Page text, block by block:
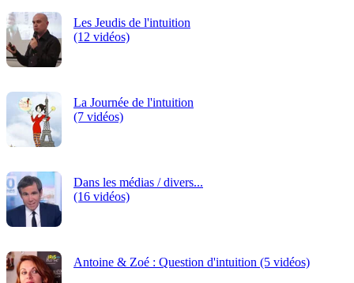
Les Jeudis de l'intuition
(12 vidéos)
La Journée de l'intuition
(7 vidéos)
Dans les médias / divers...
(16 vidéos)
Antoine & Zoé : Question d'intuition (5 vidéos)